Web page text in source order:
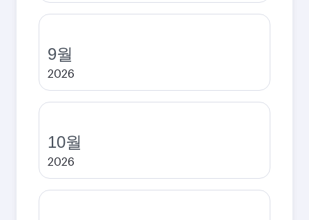
9월
2026
10월
2026